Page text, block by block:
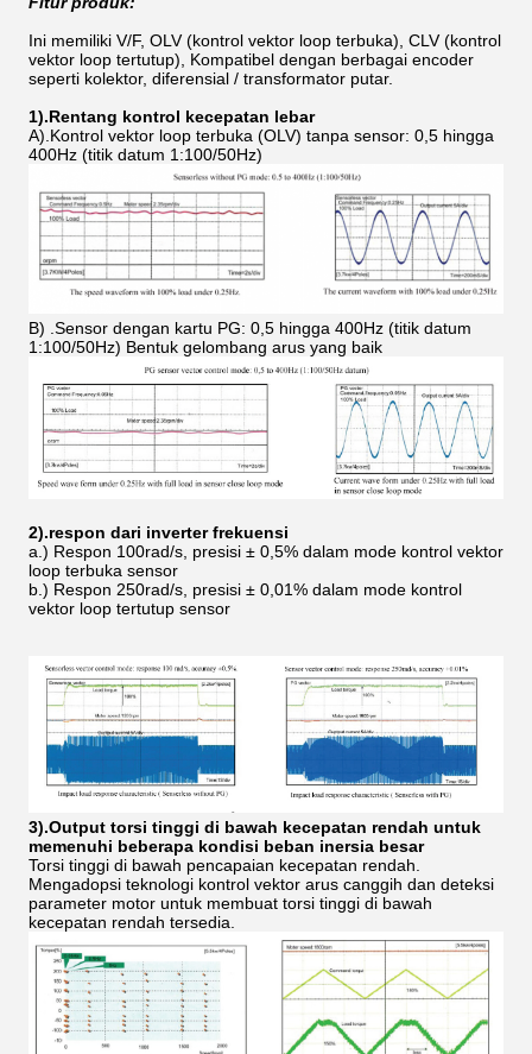
Ini memiliki V/F, OLV (kontrol vektor loop terbuka), CLV (kontrol
vektor loop tertutup), Kompatibel dengan berbagai encoder
seperti kolektor, diferensial / transformator putar.
1).Rentang kontrol kecepatan lebar
A).Kontrol vektor loop terbuka (OLV) tanpa sensor: 0,5 hingga
400Hz (titik datum 1:100/50Hz)
B) .Sensor dengan kartu PG: 0,5 hingga 400Hz (titik datum
1:100/50Hz) Bentuk gelombang arus yang baik
2).respon dari inverter frekuensi
a.) Respon 100rad/s, presisi ± 0,5% dalam mode kontrol vektor
loop terbuka sensor
b.) Respon 250rad/s, presisi ± 0,01% dalam mode kontrol
vektor loop tertutup sensor
3).Output torsi tinggi di bawah kecepatan rendah untuk
memenuhi beberapa kondisi beban inersia besar
Torsi tinggi di bawah pencapaian kecepatan rendah.
Mengadopsi teknologi kontrol vektor arus canggih dan deteksi
parameter motor untuk membuat torsi tinggi di bawah
kecepatan rendah tersedia.